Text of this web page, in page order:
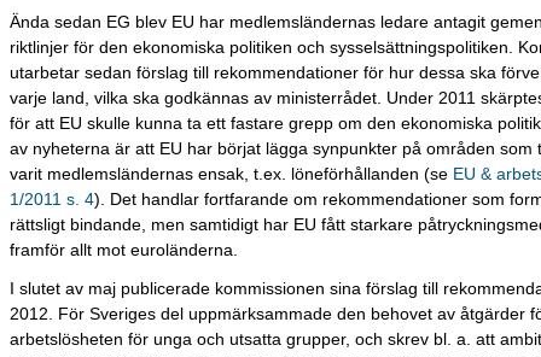
Ända sedan EG blev EU har medlemsländernas ledare antagit
riktlinjer för den ekonomiska politiken och sysselsättningspolitiken.
utarbetar sedan förslag till rekommendationer för hur dessa ska
varje land, vilka ska godkännas av ministerrådet. Under 2011
för att EU skulle kunna ta ett fastare grepp om den ekonomiska
av nyheterna är att EU har börjat lägga synpunkter på områden som
varit medlemsländernas ensak, t.ex. löneförhållanden (se EU &
1/2011 s. 4). Det handlar fortfarande om rekommendationer som
rättsligt bindande, men samtidigt har EU fått starkare
framför allt mot euroländerna.
I slutet av maj publicerade kommissionen sina förslag till
2012. För Sveriges del uppmärksammade den behovet av åtgärder
arbetslösheten för unga och utsatta grupper, och skrev bl. a. att